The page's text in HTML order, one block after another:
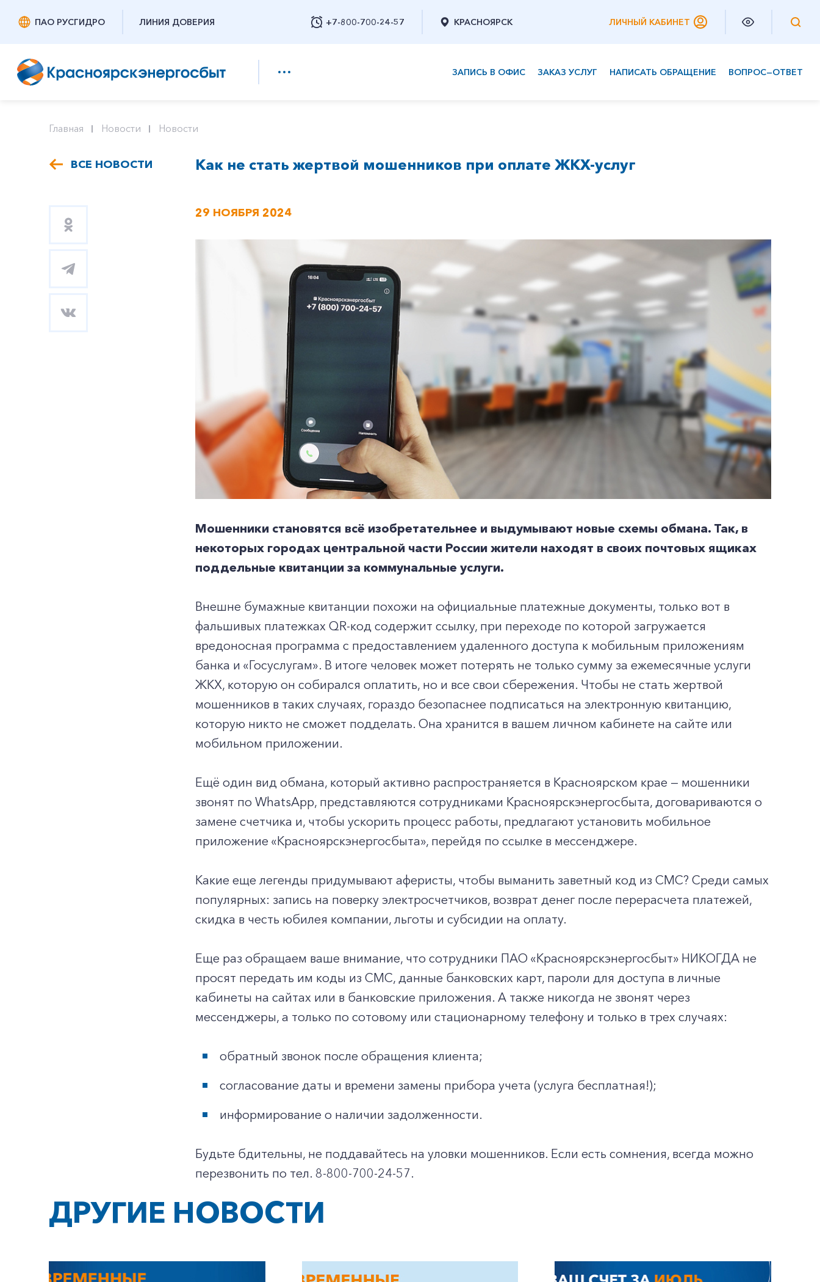
ПАО РУСГИДРО ЛИНИЯ ДОВЕРИЯ +7-800-700-24-57
Заказать обратный звонок
КРАСНОЯРСК ЛИЧНЫЙ КАБИНЕТ
ЗАПИСЬ В ОФИС ЗАКАЗ УСЛУГ НАПИСАТЬ ОБРАЩЕНИЕ ВОПРОС—ОТВЕТ
+7-800-700-24-57
Частным клиентам
Корпоративным клиентам
Главная Новости Новости
ВСЕ НОВОСТИ Как не стать жертвой мошенников при оплате ЖКХ-услуг
29 НОЯБРЯ 2024
Мошенники становятся всё изобретательнее и выдумывают новые схемы обмана. Так, в
некоторых городах центральной части России жители находят в своих почтовых ящиках
поддельные квитанции за коммунальные услуги.
Внешне бумажные квитанции похожи на официальные платежные документы, только вот в
фальшивых платежках QR-код содержит ссылку, при переходе по которой загружается
вредоносная программа с предоставлением удаленного доступа к мобильным приложениям
банка и «Госуслугам». В итоге человек может потерять не только сумму за ежемесячные услуги
ЖКХ, которую он собирался оплатить, но и все свои сбережения. Чтобы не стать жертвой
мошенников в таких случаях, гораздо безопаснее подписаться на электронную квитанцию,
которую никто не сможет подделать. Она хранится в вашем личном кабинете на сайте или
мобильном приложении.
Ещё один вид обмана, который активно распространяется в Красноярском крае — мошенники
звонят по WhatsApp, представляются сотрудниками Красноярскэнергосбыта, договариваются о
замене счетчика и, чтобы ускорить процесс работы, предлагают установить мобильное
приложение «Красноярскэнергосбыта», перейдя по ссылке в мессенджере.
Какие еще легенды придумывают аферисты, чтобы выманить заветный код из СМС? Среди самых
популярных: запись на поверку электросчетчиков, возврат денег после перерасчета платежей,
скидка в честь юбилея компании, льготы и субсидии на оплату.
Еще раз обращаем ваше внимание, что сотрудники ПАО «Красноярскэнергосбыт» НИКОГДА не
просят передать им коды из СМС, данные банковских карт, пароли для доступа в личные
кабинеты на сайтах или в банковские приложения. А также никогда не звонят через
мессенджеры, а только по сотовому или стационарному телефону и только в трех случаях:
обратный звонок после обращения клиента;
согласование даты и времени замены прибора учета (услуга бесплатная!);
информирование о наличии задолженности.
Будьте бдительны, не поддавайтесь на уловки мошенников. Если есть сомнения, всегда можно
перезвонить по тел. 8-800-700-24-57.
ДРУГИЕ НОВОСТИ